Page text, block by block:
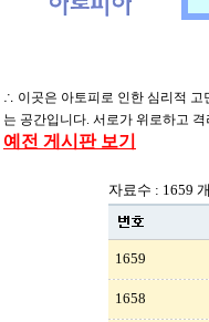
∴ 이곳은 아토피로 인한 심리적 고
는 공간입니다. 서로가 위로하고
예전 게시판 보기
자료수 : 1659
1659
1658